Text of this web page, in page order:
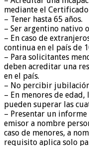
mediante el
– Tener hasta 65 años.
– Ser argentino nativo
– En caso de
continua en el país de
– Para solicitantes
deben acreditar una
en el país.
– No percibir
– En menores de
pueden superar las
– Presentar un
emisor a nombre
caso de menores, a
requisito aplica solo